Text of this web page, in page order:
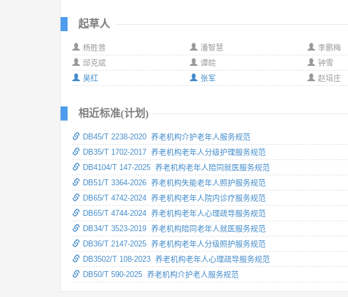
起草人
杨胜普
潘智慧
邱克斌
谭皖
吴红
张军
李鹏梅
钟雪
赵培庄
相近标准(计划)
DB45/T 2238-2020 养老机构介护老年人服务规范
DB35/T 1702-2017 养老机构老年人分级护理服务规范
DB4104/T 147-2025 养老机构老年人陪同就医服务规范
DB51/T 3364-2026 养老机构失能老年人照护服务规范
DB65/T 4742-2024 养老机构老年人院内诊疗服务规范
DB65/T 4744-2024 养老机构老年人心理疏导服务规范
DB34/T 3523-2019 养老机构陪同老年人就医服务规范
DB36/T 2147-2025 养老机构老年人分级照护服务规范
DB3502/T 108-2023 养老机构老年人心理疏导服务规范
DB50/T 590-2025 养老机构介护老人服务规范